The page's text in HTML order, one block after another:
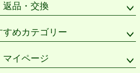
返品・交換
すめカテゴリー
マイページ